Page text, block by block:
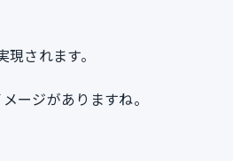
されます。
ージがありますね。